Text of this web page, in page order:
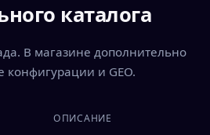
каталога
В магазине дополнительно
конфигурации и GEO.
ОПИСАНИЕ